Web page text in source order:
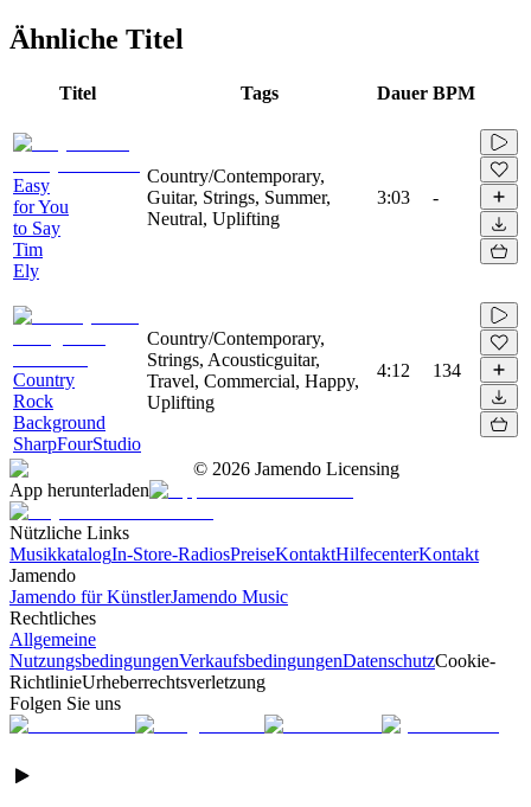
Ähnliche Titel
Titel Tags Dauer BPM
Easy
for You
to Say
Tim
Ely
Country/Contemporary,
Guitar, Strings, Summer,
Neutral, Uplifting
3:03 -
Country
Rock
Background
SharpFourStudio
Country/Contemporary,
Strings, Acousticguitar,
Travel, Commercial, Happy,
Uplifting
4:12 134
© 2026 Jamendo Licensing
App herunterladen
Nützliche Links
MusikkatalogIn-Store-RadiosPreiseKontaktHilfecenterKontakt
Jamendo
Jamendo für KünstlerJamendo Music
Rechtliches
Allgemeine
NutzungsbedingungenVerkaufsbedingungenDatenschutzCookie-
RichtlinieUrheberrechtsverletzung
Folgen Sie uns